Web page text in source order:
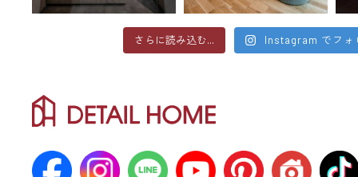
さらに読み込む... Instagram でフォ